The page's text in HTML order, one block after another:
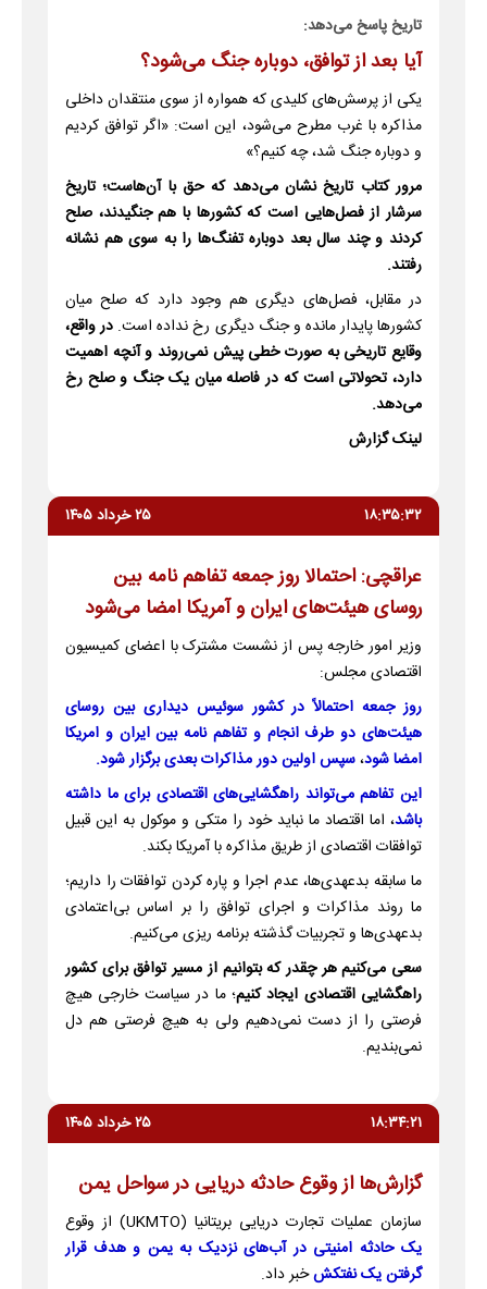
تاریخ پاسخ می‌دهد:
آیا بعد از توافق، دوباره جنگ می‌شود؟
یکی از پرسش‌های کلیدی که همواره از سوی منتقدان داخلی
مذاکره با غرب مطرح می‌شود، این است: «اگر توافق کردیم
و دوباره جنگ شد، چه کنیم؟»
مرور کتاب تاریخ نشان می‌دهد که حق با آن‌هاست؛ تاریخ
سرشار از فصل‌هایی است که کشورها با هم جنگیدند، صلح
کردند و چند سال بعد دوباره تفنگ‌ها را به سوی هم نشانه
رفتند.
در مقابل، فصل‌های دیگری هم وجود دارد که صلح میان
کشورها پایدار مانده و جنگ دیگری رخ نداده است. در واقع،
وقایع تاریخی به صورت خطی پیش نمی‌روند و آنچه اهمیت
دارد، تحولاتی است که در فاصله میان یک جنگ و صلح رخ
می‌دهد.
لینک گزارش
۱۸:۳۵:۳۲ ۲۵ خرداد ۱۴۰۵
عراقچی: احتمالا روز جمعه تفاهم نامه بین
روسای هیئت‌های ایران و آمریکا امضا می‌شود
وزیر امور خارجه پس از نشست مشترک با اعضای کمیسیون
اقتصادی مجلس:
روز جمعه احتمالاً در کشور سوئیس دیداری بین روسای
هیئت‌های دو طرف انجام و تفاهم نامه بین ایران و امریکا
امضا شود،سپس اولین دور مذاکرات بعدی برگزار شود.
این تفاهم می‌تواند راهگشایی‌های اقتصادی برای ما داشته
باشد، اما اقتصاد ما نباید خود را متکی و موکول به این قبیل
توافقات اقتصادی از طریق مذاکره با آمریکا بکند.
ما سابقه بدعهدی‌ها، عدم اجرا و پاره کردن توافقات را داریم؛
ما روند مذاکرات و اجرای توافق را بر اساس بی‌اعتمادی
بدعهدی‌ها و تجربیات گذشته برنامه ریزی می‌کنیم.
سعی می‌کنیم هر چقدر که بتوانیم از مسیر توافق برای کشور
راهگشایی اقتصادی ایجاد کنیم؛ ما در سیاست خارجی هیچ
فرصتی را از دست نمی‌دهیم ولی به هیچ فرصتی هم دل
نمی‌بندیم.
۱۸:۳۴:۲۱ ۲۵ خرداد ۱۴۰۵
گزارش‌ها از وقوع حادثه دریایی در سواحل یمن
سازمان عملیات تجارت دریایی بریتانیا (UKMTO) از وقوع
یک حادثه امنیتی در آب‌های نزدیک به یمن و هدف قرار
گرفتن یک نفتکشخبر داد.